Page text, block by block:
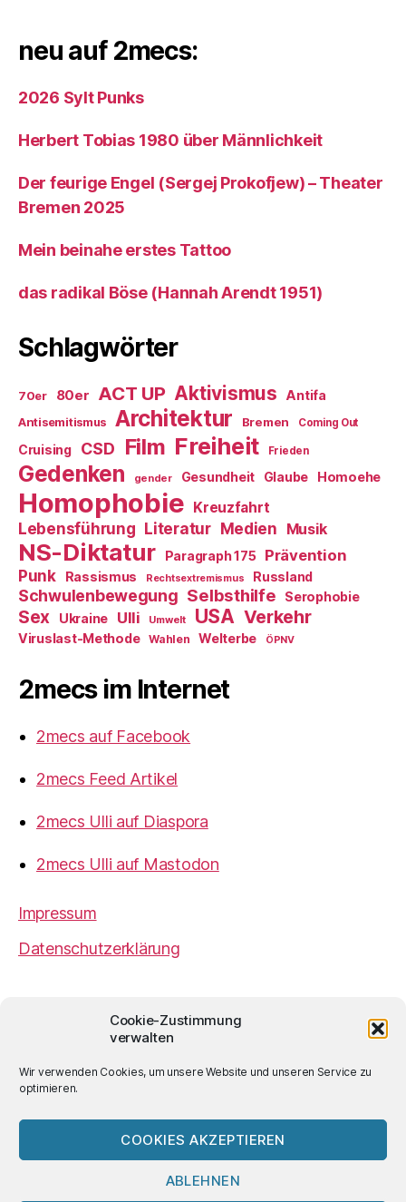
Cookie-Zustimmung
verwalten
Wir verwenden Cookies, um unsere Website und unseren Service zu
optimieren.
COOKIES AKZEPTIEREN
ABLEHNEN
neu auf 2mecs:
2026 Sylt Punks
Herbert Tobias 1980 über Männlichkeit
Der feurige Engel (Sergej Prokofjew) – Theater
Bremen 2025
Mein beinahe erstes Tattoo
das radikal Böse (Hannah Arendt 1951)
Schlagwörter
70er 80er ACT UP Aktivismus Antifa
Antisemitismus Architektur Bremen Coming Out
Cruising CSD Film Freiheit Frieden
Gedenken gender Gesundheit Glaube Homoehe
Homophobie Kreuzfahrt
Lebensführung Literatur Medien Musik
NS-Diktatur Paragraph 175
Prävention
Punk
Rassismus Rechtsextremismus Russland
Schwulenbewegung Selbsthilfe Serophobie
Sex Ukraine Ulli Umwelt USA Verkehr
Viruslast-Methode Wahlen Welterbe ÖPNV
2mecs im Internet
2mecs auf Facebook
2mecs Feed Artikel
2mecs Ulli auf Diaspora
2mecs Ulli auf Mastodon
Impressum
Datenschutzerklärung
Ulrich Würdemannist sofern nicht
anders angegeben lizenziert unter einer
Creative
Lizenz.